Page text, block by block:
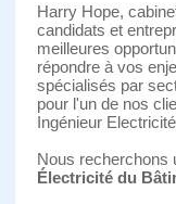
Harry Hope,
candidats et
meilleures
répondre à vos
spécialisés par
pour l'un de nos
Ingénieur
Nous recherchons
Électricité du